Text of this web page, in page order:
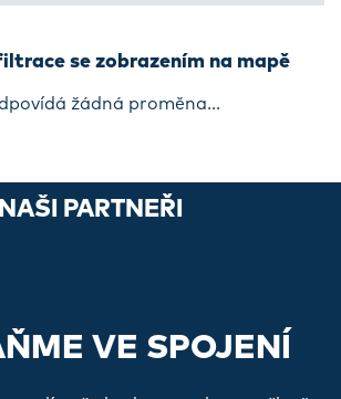
se zobrazením na mapě
žádná proměna...
NAŠI PARTNEŘI
VE SPOJENÍ